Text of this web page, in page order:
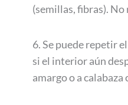
(semillas, fibras). No
6. Se puede repetir
si el interior aún
amargo o a calabaza